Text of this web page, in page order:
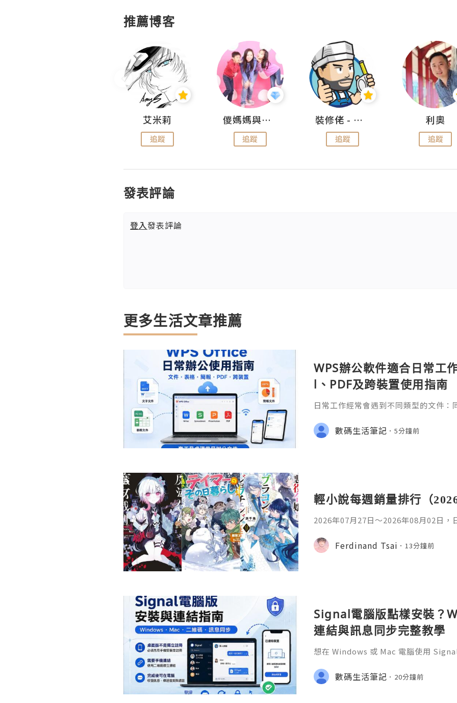
推薦博客
艾米莉
追蹤
儍媽媽與兩隻小魔怪之家
追蹤
裝修佬 - 香港一站式網上裝修平台
追蹤
利奧
追蹤
發表評論
登入發表評論
更多生活文章推薦
WPS辦公軟件適合日常工
l、PDF及跨裝置使用指南
日常工作經常會遇到不同類型的文件
PDF。 如果每種文件都要使用不同程
少人會接觸 WPS Offic
數碼生活筆記 5分鐘前
輕小說每週銷量排行（
2026年07月27日〜2026年08月02日，
首・文字插畫：すがわらおむ
年08月銷售數：10,281部2. 落後的馴
Ferdinand Tsai 13分鐘前
Signal電腦版點樣安裝？
連結與訊息同步完整教學
想在 Windows 或 Mac 電腦使用
版設成已連結裝置。
數碼生活筆記 20分鐘前